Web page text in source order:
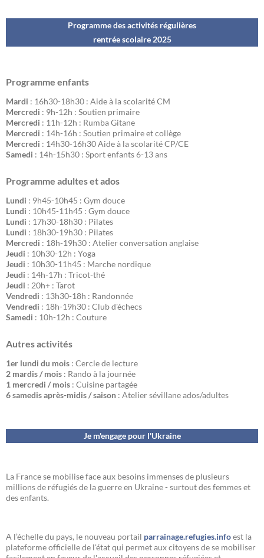
Programme des activités régulières
rentrée scolaire 2025
Programme enfants
Mardi : 16h30-18h30 : Aide à la scolarité CM
Mercredi : 9h-12h : Soutien primaire
Mercredi : 11h-12h : Rumba Gitane
Mercredi : 14h-16h : Soutien primaire et collège
Mercredi : 14h30-16h30 Aide à la scolarité CP/CE
Samedi : 14h-15h30 : Sport enfants 6-13 ans
Programme adultes et ados
Lundi : 9h45-10h45 : Gym douce
Lundi : 10h45-11h45 : Gym douce
Lundi : 17h30-18h30 : Pilates
Lundi : 18h30-19h30 : Pilates
Mercredi : 18h-19h30 : Atelier conversation anglaise
Jeudi : 10h30-12h : Yoga
Jeudi : 10h30-11h45 : Marche nordique
Jeudi : 14h-17h : Tricot-thé
Jeudi : 20h+ : Tarot
Vendredi : 13h30-18h : Randonnée
Vendredi : 18h-19h30 : Club d'échecs
Samedi : 10h-12h : Couture
Autres activités
1er lundi du mois : Cercle de lecture
2 mardis / mois : Rando à la journée
1 mercredi / mois : Cuisine partagée
6 samedis après-midis / saison : Atelier sévillane ados/adultes
Je m'engage pour l'Ukraine
La France se mobilise face aux besoins immenses de plusieurs
millions de réfugiés de la guerre en Ukraine - surtout des femmes et
des enfants.
A l’échelle du pays, le nouveau portail parrainage.refugies.infoest la
plateforme officielle de l'état qui permet aux citoyens de se mobiliser